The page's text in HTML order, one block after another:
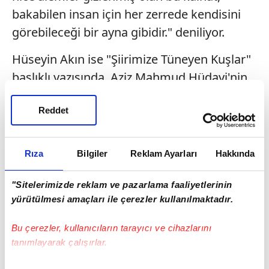
Rıza Bilgiler Reklam Ayarları Hakkında
"Sitelerimizde reklam ve pazarlama faaliyetlerinin
yürütülmesi amaçları ile çerezler kullanılmaktadır.
Bu çerezler, kullanıcıların tarayıcı ve cihazlarını
tanımlayarak çalışırlar.
Reddet
bakabilen insan için her zerrede kendisini
görebileceği bir ayna gibidir." deniliyor.
Hüseyin Akın ise "Şiirimize Tüneyen Kuşlar"
başlıklı yazısında, Aziz Mahmud Hüdayi'nin
bir sehl-i mümteni örneği olan "Günler gelip
geçmekteler / Kuşlar gibi uçmaktalar"
dizelerini hatırlatıyor.
Türkülerdeki kuşları Cemal Kurnaz,
sultanlara ad veren kuşları Haşim Şahin,
serçeyi Berat Demirci, turnayı Dursun Çiçek,
Tenekeci, martıyı Abdulkadir Erkal, kuş
evlerini ise Zafer Çınar'ın kaleme aldığı